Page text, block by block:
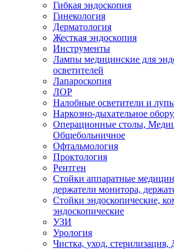
Гибкая эндоскопия
Гинекология
Дерматология
Жесткая эндоскопия
Инструменты
Лампы медицинские для
осветителей
Лапароскопия
ЛОР
Налобные осветители и
Наркозно-дыхательное
Операционные столы,
Общебольничное
Офтальмология
Проктология
Рентген
Стойки аппаратные
держатели монитора,
Стойки эндоскопические,
эндоскопические
УЗИ
Урология
Чистка, уход,